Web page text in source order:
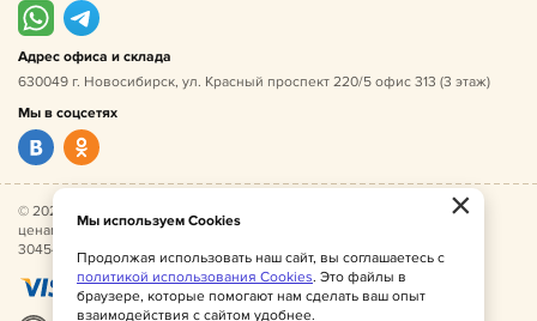
Адрес офиса и склада
630049 г. Новосибирск, ул. Красный проспект 220/5 офис 313 (3 этаж)
Мы в соцсетях
© 2026 Нафаня — оптовые поставки детской одежды по
ценам производителя. ИНН 541005493544, ОГРН
304541027500052.
×
Мы используем Cookies
Продолжая использовать наш сайт, вы соглашаетесь с
политикой использования Cookies. Это файлы в
браузере, которые помогают нам сделать ваш опыт
взаимодействия с сайтом удобнее.